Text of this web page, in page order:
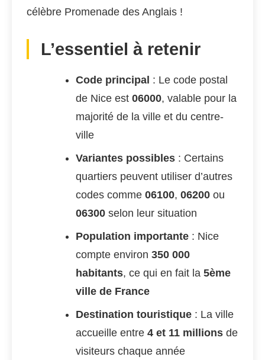
célèbre Promenade des Anglais !
L’essentiel à retenir
Code principal : Le code postal
de Nice est 06000, valable pour la
majorité de la ville et du centre-
ville
Variantes possibles: Certains
quartiers peuvent utiliser d’autres
codes comme 06100, 06200ou
06300selon leur situation
Population importante: Nice
compte environ 350 000
habitants, ce qui en fait la 5ème
ville de France
Destination touristique: La ville
accueille entre 4 et 11 millionsde
visiteurs chaque année